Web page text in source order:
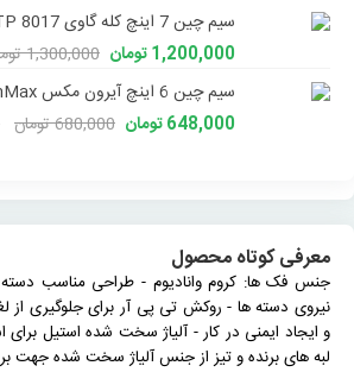
سیم چین 7 اینچ کله گاوی NTP 8017 نووا
1,200,000 تومان
1,300,000 تومان
سیم چین 6 اینچ آیرون مکس IronMax
648,000 تومان
680,000 تومان
معرفی کوتاه محصول
جنس فک ها: کروم وانادیوم - طراحی مناسب
نیروی دسته ها - روکش تی پی آر برای جلوگیری
و ایجاد ایمنی در کار - آلیاژ سخت شده استیل برای
لبه های برنده و تیز از جنس آلیاژ سخت شده جهت